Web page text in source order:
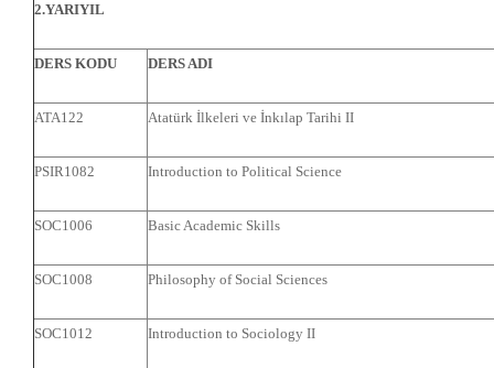
2.YARIYIL
DERS KODU DERS ADI
ATA122 Atatürk İlkeleri ve İnkılap Tarihi II
PSIR1082 Introduction to Political Science
SOC1006 Basic Academic Skills
SOC1008 Philosophy of Social Sciences
SOC1012 Introduction to Sociology II